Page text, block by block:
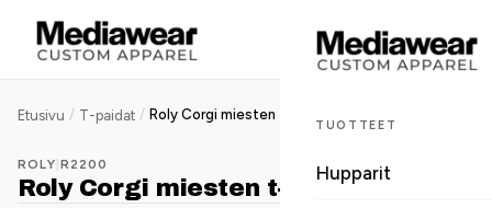
TUOTTEET
Hupparit
Etusivu / T-paidat / Roly Corgi miesten t-paita
ROLY R2200
Roly Corgi miesten t-paita